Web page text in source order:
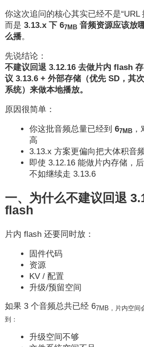
你这次追问的核心其实已经不是“URL
而是 3.13.x 下 67MB 音频资源应该放
么播。
先说结论：
不建议回退 3.12.16 去做片内 flash
议 3.13.6 + 外部存储（优先 SD，其
系统）来做本地播放。
原因很简单：
你这批音频总量已经到67MB
高
3.13.x 方案更偏向把大体积音
即使 3.12.16 能做片内存储，
不如继续走 3.13.6
一、为什么不建议回退
flash
片内 flash 还要同时放：
固件代码
资源
KV / 配置
升级/预留空间
如果 3 个音频总共已经 67MB，片内空间
到：
升级空间不够